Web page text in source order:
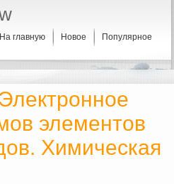
На главную Новое Популярное
элементов
Химическая